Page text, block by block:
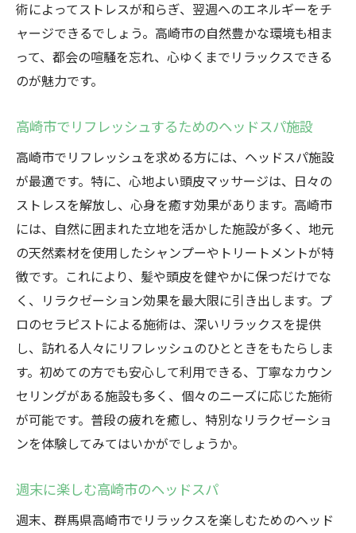
術によってストレスが和らぎ、翌週へのエネルギーをチ
ャージできるでしょう。高崎市の自然豊かな環境も相ま
って、都会の喧騒を忘れ、心ゆくまでリラックスできる
のが魅力です。
高崎市でリフレッシュするためのヘッドスパ施設
高崎市でリフレッシュを求める方には、ヘッドスパ施設
が最適です。特に、心地よい頭皮マッサージは、日々の
ストレスを解放し、心身を癒す効果があります。高崎市
には、自然に囲まれた立地を活かした施設が多く、地元
の天然素材を使用したシャンプーやトリートメントが特
徴です。これにより、髪や頭皮を健やかに保つだけでな
く、リラクゼーション効果を最大限に引き出します。プ
ロのセラピストによる施術は、深いリラックスを提供
し、訪れる人々にリフレッシュのひとときをもたらしま
す。初めての方でも安心して利用できる、丁寧なカウン
セリングがある施設も多く、個々のニーズに応じた施術
が可能です。普段の疲れを癒し、特別なリラクゼーショ
ンを体験してみてはいかがでしょうか。
週末に楽しむ高崎市のヘッドスパ
週末、群馬県高崎市でリラックスを楽しむためのヘッド